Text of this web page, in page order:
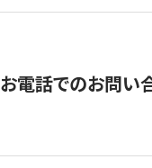
お電話でのお問い